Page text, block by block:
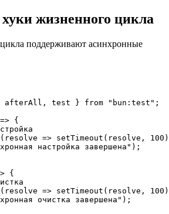
жизненного цикла
поддерживают асинхронные
afterAll, test } from "bun:test" ;
=> {
( resolve => setTimeout (resolve, 100
настройка завершена" );
{
( resolve => setTimeout (resolve, 100
очистка завершена" );